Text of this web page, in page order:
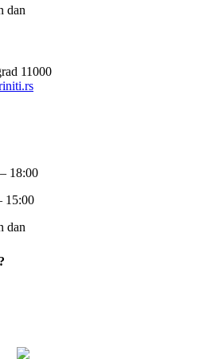
dan
11000
18:00
15:00
dan